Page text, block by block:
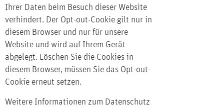
Ihrer Daten beim Besuch dieser Website
verhindert. Der Opt-out-Cookie gilt nur in
diesem Browser und nur für unsere
Website und wird auf Ihrem Gerät
abgelegt. Löschen Sie die Cookies in
diesem Browser, müssen Sie das Opt-out-
Cookie erneut setzen.
Weitere Informationen zum Datenschutz